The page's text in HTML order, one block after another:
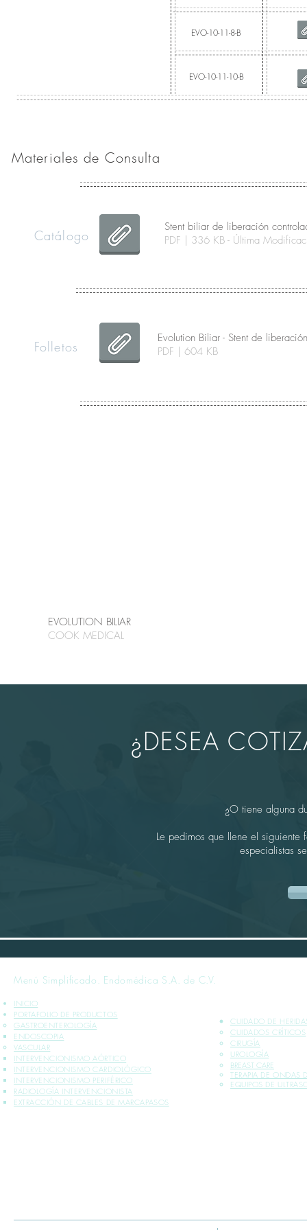
Materiales de Consulta
Catálogo
Stent biliar de liberación
PDF | 336 KB - Última
Evolution Biliar - Stent de
PDF | 604 KB
Folletos
EVO-10-11-8-B
EVO-10-11-10-B
EVOLUTION BILIAR
COOK MEDICAL
¿DESEA
¿O tiene alguna
Le pedimos que llene el siguiente
especialistas
Menú Simplificado. Endomédica S.A. de C.V.
INICIO
PORTAFOLIO DE PRODUCTOS
GASTROENTEROLOGÍA
ENDOSCOPIA
VASCULAR
INTERVENCIONISMO AÓRTICO
INTERVENCIONISMO CARDIOLÓGICO
INTERVENCIONISMO PERIFÉRICO
RADIOLOGÍA INTERVENCIONISTA
EXTRACCIÓN DE CABLES DE MARCAPASOS
CUIDADO DE
CUIDADOS CRÍTICOS​
CIRUGÍA
UROLOGÍA
BREAST CARE
TERAPIA DE ONDAS
EQUIPOS DE